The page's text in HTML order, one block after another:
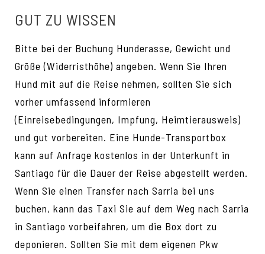
GUT ZU WISSEN
Bitte bei der Buchung Hunderasse, Gewicht und
Größe (Widerristhöhe) angeben. Wenn Sie Ihren
Hund mit auf die Reise nehmen, sollten Sie sich
vorher umfassend informieren
(Einreisebedingungen, Impfung, Heimtierausweis)
und gut vorbereiten. Eine Hunde-Transportbox
kann auf Anfrage kostenlos in der Unterkunft in
Santiago für die Dauer der Reise abgestellt werden.
Wenn Sie einen Transfer nach Sarria bei uns
buchen, kann das Taxi Sie auf dem Weg nach Sarria
in Santiago vorbeifahren, um die Box dort zu
deponieren. Sollten Sie mit dem eigenen Pkw